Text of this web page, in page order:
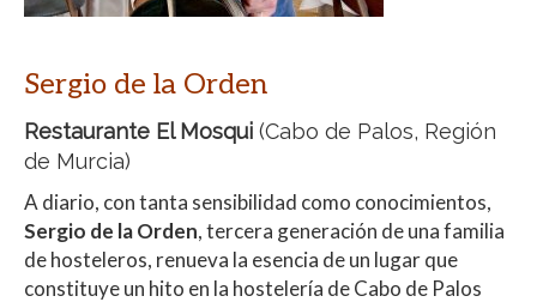
Sergio de la Orden
Restaurante El Mosqui (Cabo de Palos, Región
de Murcia)
A diario, con tanta sensibilidad como conocimientos,
Sergio de la Orden, tercera generación de una familia
de hosteleros, renueva la esencia de un lugar que
constituye un hito en la hostelería de Cabo de Palos